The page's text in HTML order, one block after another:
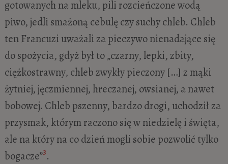
gotowanych na mleku, pili rozcieńczone wodą
piwo, jedli smażoną cebulę czy suchy chleb. Chleb
ten Francuzi uważali za pieczywo nienadające się
do spożycia, gdyż był to „czarny, lepki, zbity,
ciężkostrawny, chleb zwykły pieczony […] z mąki
żytniej, jęczmiennej, hreczanej, owsianej, a nawet
bobowej. Chleb pszenny, bardzo drogi, uchodził za
przysmak, którym raczono się w niedzielę i święta,
ale na który na co dzień mogli sobie pozwolić tylko
bogacze”3.